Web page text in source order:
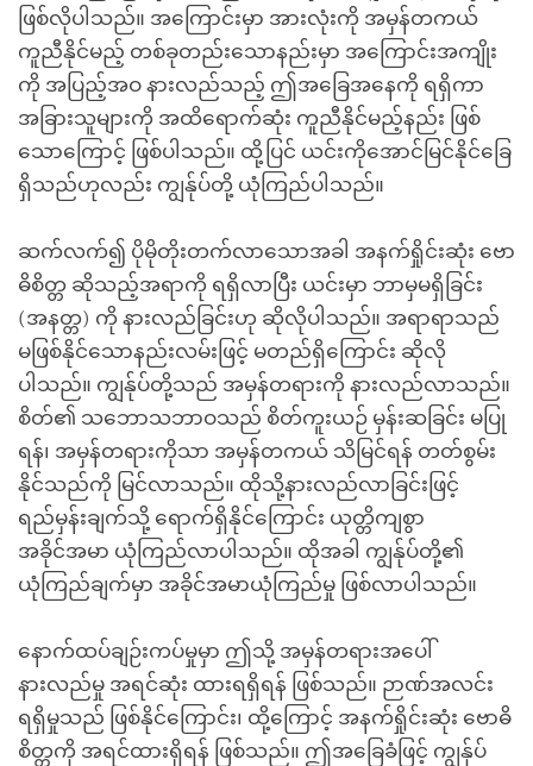
ဖြစ်လိုပါသည်။ အကြောင်းမှာ အားလုံးကို အမှန်တကယ်
ကူညီနိုင်မည့် တစ်ခုတည်းသောနည်းမှာ အကြောင်းအကျိုး
ကို အပြည့်အဝ နားလည်သည့် ဤအခြေအနေကို ရရှိကာ
အခြားသူများကို အထိရောက်ဆုံး ကူညီနိုင်မည့်နည်း ဖြစ်
သောကြောင့် ဖြစ်ပါသည်။ ထို့ပြင် ယင်းကိုအောင်မြင်နိုင်ခြေ
ရှိသည်ဟုလည်း ကျွန်ုပ်တို့ ယုံကြည်ပါသည်။
ဆက်လက်၍ ပိုမိုတိုးတက်လာသောအခါ အနက်ရှိုင်းဆုံး ဗော
ဓိစိတ္တ ဆိုသည့်အရာကို ရရှိလာပြီး ယင်းမှာ ဘာမှမရှိခြင်း
(အနတ္တ) ကို နားလည်ခြင်းဟု ဆိုလိုပါသည်။ အရာရာသည်
မဖြစ်နိုင်သောနည်းလမ်းဖြင့် မတည်ရှိကြောင်း ဆိုလို
ပါသည်။ ကျွန်ုပ်တို့သည် အမှန်တရားကို နားလည်လာသည်။
စိတ်၏ သဘောသဘာဝသည် စိတ်ကူးယဉ် မှန်းဆခြင်း မပြု
ရန်၊ အမှန်တရားကိုသာ အမှန်တကယ် သိမြင်ရန် တတ်စွမ်း
နိုင်သည်ကို မြင်လာသည်။ ထိုသို့နားလည်လာခြင်းဖြင့်
ရည်မှန်းချက်သို့ ရောက်ရှိနိုင်ကြောင်း ယုတ္တိကျစွာ
အခိုင်အမာ ယုံကြည်လာပါသည်။ ထိုအခါ ကျွန်ုပ်တို့၏
ယုံကြည်ချက်မှာ အခိုင်အမာယုံကြည်မှု ဖြစ်လာပါသည်။
နောက်ထပ်ချဉ်းကပ်မှုမှာ ဤသို့ အမှန်တရားအပေါ်
နားလည်မှု အရင်ဆုံး ထားရရှိရန် ဖြစ်သည်။ ဉာဏ်အလင်း
ရရှိမှုသည် ဖြစ်နိုင်ကြောင်း၊ ထို့ကြောင့် အနက်ရှိုင်းဆုံး ဗောဓိ
စိတ္တကို အရင်ထားရှိရန် ဖြစ်သည်။ ဤအခြေခံဖြင့် ကျွန်ုပ်